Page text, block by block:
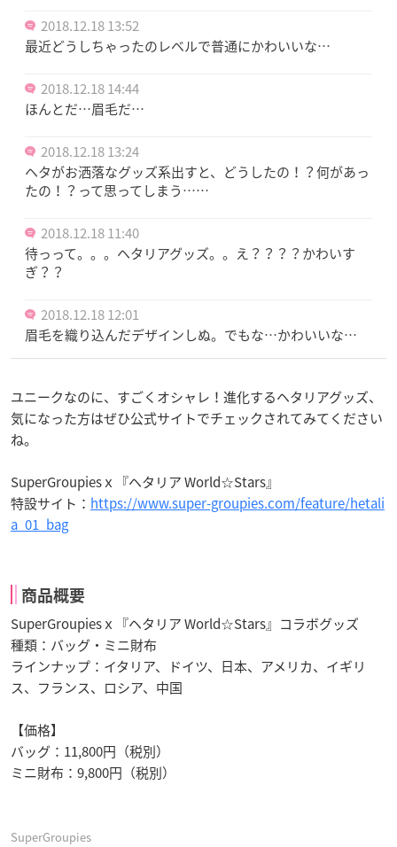
2018.12.18 13:52
最近どうしちゃったのレベルで普通にかわいいな…
2018.12.18 14:44
ほんとだ…眉毛だ…
2018.12.18 13:24
ヘタがお洒落なグッズ系出すと、どうしたの！？何があっ
たの！？って思ってしまう……
2018.12.18 11:40
待っって。。。ヘタリアグッズ。。え？？？？かわいす
ぎ？？
2018.12.18 12:01
眉毛を織り込んだデザインしぬ。でもな…かわいいな…
ユニークなのに、すごくオシャレ！進化するヘタリアグッズ、
気になった方はぜひ公式サイトでチェックされてみてください
ね。
SuperGroupiesｘ『ヘタリア World☆Stars』
特設サイト： https://www.super-groupies.com/feature/hetali
a_01_bag
商品概要
SuperGroupiesｘ『ヘタリア World☆Stars』コラボグッズ
種類：バッグ・ミニ財布
ラインナップ：イタリア、ドイツ、日本、アメリカ、イギリ
ス、フランス、ロシア、中国
【価格】
バッグ：11,800円（税別）
ミニ財布：9,800円（税別）
SuperGroupies